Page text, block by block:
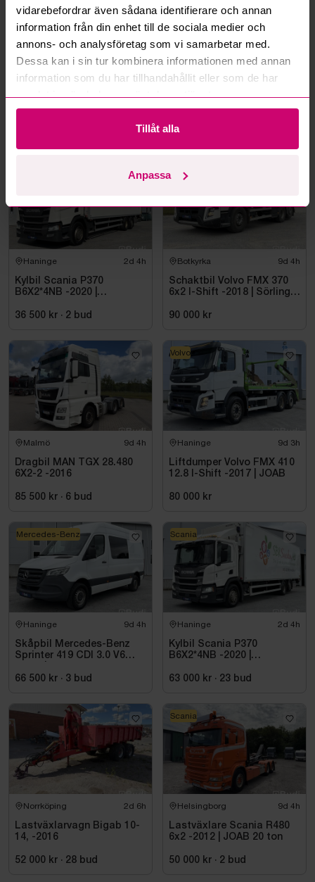
vidarebefordrar även sådana identifierare och annan
information från din enhet till de sociala medier och
annons- och analysföretag som vi samarbetar med.
Dessa kan i sin tur kombinera informationen med annan
information som du har tillhandahållit eller som de har
samlat in när du har använt deras tjänster.
Tillåt alla
Anpassa
Töreboda 9d 6h
Dumper Volvo A25G -2016 |
DIESEL
Haninge
Lastväxlare Mercedes-
Benz Actros 2851 -2018 |
103 000 kr
Haninge 2d 4h
Kylbil Scania P370
B6X2*4NB -2020 |
36 500 kr · 2 bud
Botkyrka 9d 4h
Schaktbil Volvo FMX 370
6x2 I-Shift -2018 | Sörling
90 000 kr
Volvo
Malmö 9d 4h
Dragbil MAN TGX 28.480
6X2-2 -2016
85 500 kr · 6 bud
Haninge 9d 3h
Liftdumper Volvo FMX 410
12.8 I-Shift -2017 | JOAB
80 000 kr
Volvo
Haninge 9d 4h
Skåpbil Mercedes-Benz
Sprinter 419 CDI 3.0 V6
66 500 kr · 3 bud
Mercedes-Benz
Haninge 2d 4h
Kylbil Scania P370
B6X2*4NB -2020 |
63 000 kr · 23 bud
Scania
Norrköping 2d 6h
Lastväxlarvagn Bigab 10-
14, -2016
52 000 kr · 28 bud
Helsingborg 9d 4h
Lastväxlare Scania R480
6x2 -2012 | JOAB 20 ton
50 000 kr · 2 bud
Scania